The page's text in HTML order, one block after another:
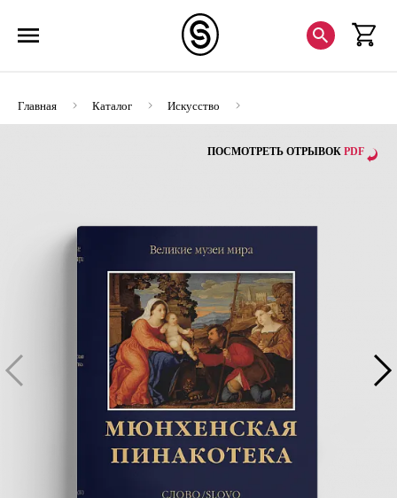
Главная Каталог
Искусство
Альбомы по искусству
Мюнхенская Пинакотека
ПОСМОТРЕТЬ ОТРЫВОК PDF